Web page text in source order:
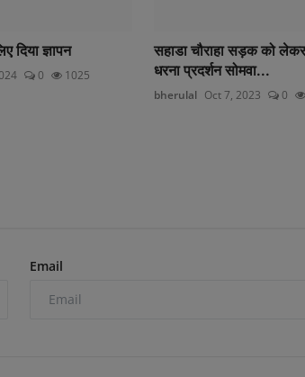
दिया ज्ञापन
0 1025
सहाडा चौराहा सड़क को लेकर
धरना प्रदर्शन सोमवा...
bherulal Oct 7, 2023 0
Email